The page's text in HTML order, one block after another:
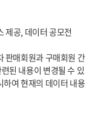
된 내용이 변경될 수 있
여 현재의 데이터 내용